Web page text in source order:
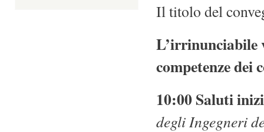
Il titolo del
L’irrinunciabile
competenze dei
10:00 Saluti
degli Ingegneri